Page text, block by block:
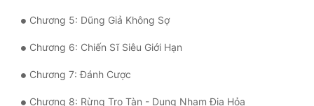
Chương 5: Dũng Giả Không Sợ
Chương 6: Chiến Sĩ Siêu Giới Hạn
Chương 7: Đánh Cược
Chương 8: Rừng Tro Tàn - Dung Nham Địa Hỏa